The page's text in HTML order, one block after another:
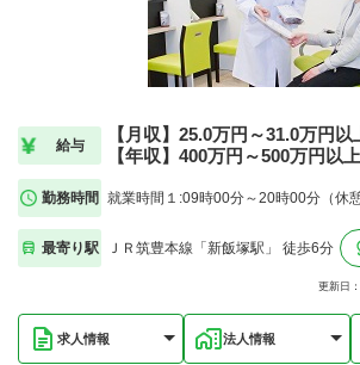
給与
【月収】25.0万円～31.0万円以
【年収】400万円～500万円以上
勤務時間 就業時間１:09時00分～20時00分（休憩
最寄り駅 ＪＲ筑豊本線「新飯塚駅」 徒歩6分
更新日
求人情報 法人情報